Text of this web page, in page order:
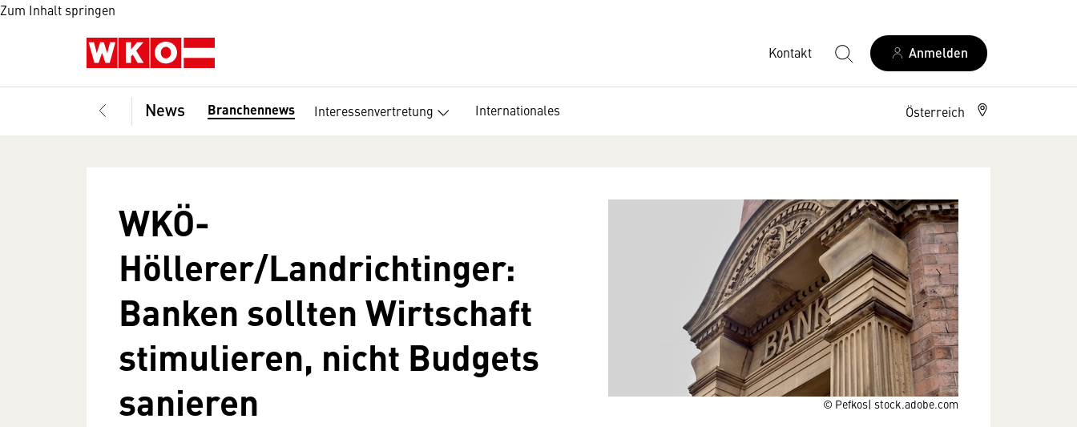
Zum Inhalt springen
Kontakt Anmelden
News Branchennews Interessenvertretung Internationales Österreich
© Pefkos| stock.adobe.com
WKÖ-
Höllerer/Landrichtinger:
Banken sollten Wirtschaft
stimulieren, nicht Budgets
sanieren